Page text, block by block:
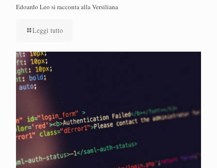
Edoardo Leo si racconta alla Versiliana
Leggi tutto